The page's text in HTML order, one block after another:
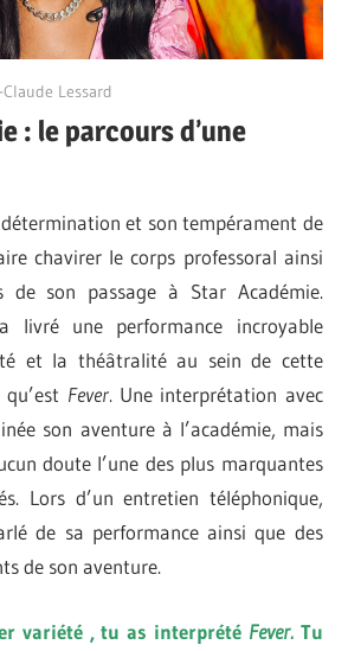
Claude Lessard
: le parcours d’une
et son tempérament de
chavirer le corps professoral ainsi
son passage à Star Académie.
a livré une performance incroyable
et la théâtralité au sein de cette
Fever. Une interprétation avec
son aventure à l’académie, mais
doute l’une des plus marquantes
Lors d’un entretien téléphonique,
de sa performance ainsi que des
de son aventure.
variété , tu as interprété Fever.Tu